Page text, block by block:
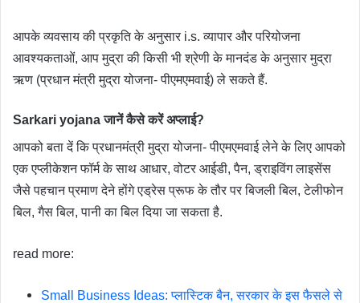
आपके व्यवसाय की प्रकृति के अनुसार i.s. व्यापार और परियोजना
आवश्यकताओं, आप मुद्रा की किसी भी श्रेणी के मानदंड के अनुसार मुद्रा
ऋण (प्रधान मंत्री मुद्रा योजना- पीएमएमवाई) ले सकते हैं.
Sarkari yojana जानें कैसे करें अप्लाई?
आपको बता दें कि प्रधानमंत्री मुद्रा योजना- पीएमएमवाई लेने के लिए आपको
एक एप्लीकेशन फॉर्म के साथ आधार, वोटर आईडी, पैन, ड्राइविंग लाइसेंस
जैसे पहचान प्रमाण देने होंगे एड्रेस प्रूफ के तौर पर बिजली बिल, टेलीफोन
बिल, गैस बिल, पानी का बिल दिया जा सकता है.
read more:
Small Business Ideas: प्लास्टिक बैन, सरकार के इस फैसले से